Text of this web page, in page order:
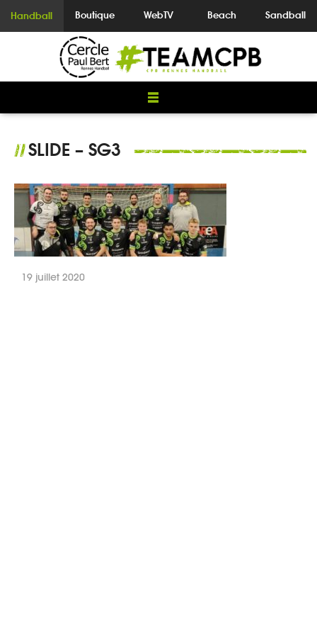
Handball Boutique WebTV Beach Sandball
//SLIDE – SG3
19 juillet 2020